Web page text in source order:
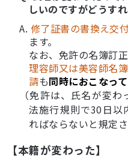
しいのですがどうす
A. 修了証書の書換え交
ます。
なお、免許の名簿訂
理容師又は美容師名
請も同時におこなって
（免許は、氏名が変
法施行規則で30日以
ればならないと規定さ
【本籍が変わった】